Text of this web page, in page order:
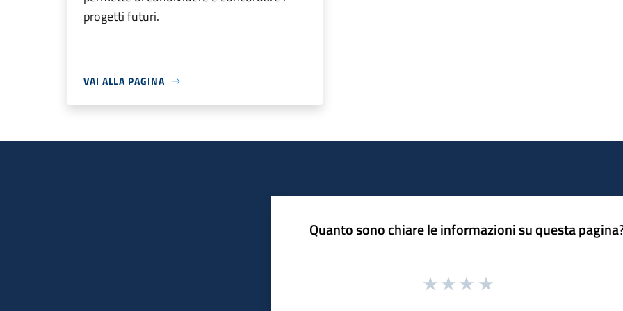
progetti futuri.
VAI ALLA PAGINA
Quanto sono chiare le informazioni su questa